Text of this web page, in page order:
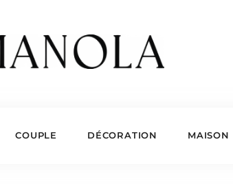
COUPLE DÉCORATION MAISON